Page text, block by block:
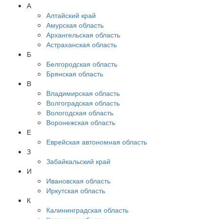
А
Алтайский край
Амурская область
Архангельская область
Астраханская область
Б
Белгородская область
Брянская область
В
Владимирская область
Волгоградская область
Вологодская область
Воронежская область
Е
Еврейская автономная область
З
Забайкальский край
И
Ивановская область
Иркутская область
К
Калининградская область